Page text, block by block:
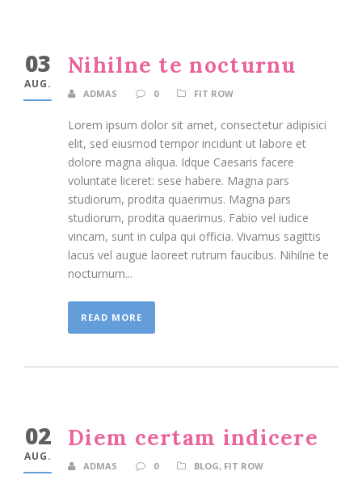
03
AUG.
Nihilne te nocturnu
ADMAS 0 FIT ROW
Lorem ipsum dolor sit amet, consectetur adipisici
elit, sed eiusmod tempor incidunt ut labore et
dolore magna aliqua. Idque Caesaris facere
voluntate liceret: sese habere. Magna pars
studiorum, prodita quaerimus. Magna pars
studiorum, prodita quaerimus. Fabio vel iudice
vincam, sunt in culpa qui officia. Vivamus sagittis
lacus vel augue laoreet rutrum faucibus. Nihilne te
nocturnum...
READ MORE
02
AUG.
Diem certam indicere
ADMAS 0 BLOG, FIT ROW